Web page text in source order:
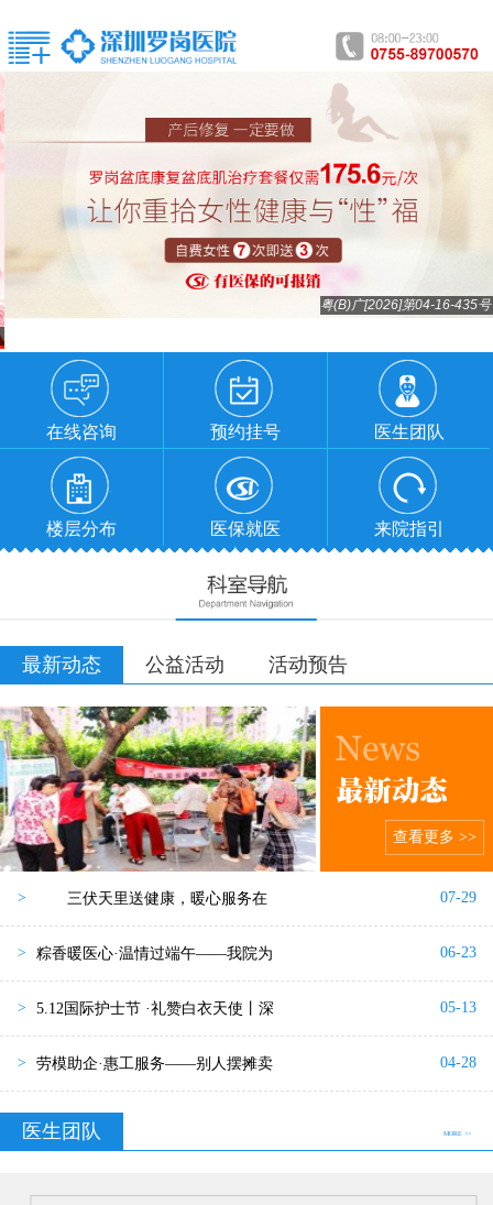
粤(B)广[2026]第04-16-435号
在线咨询 预约挂号 医生团队
楼层分布 医保就医 来院指引
最新动态 公益活动 活动预告
查看更多 >>
> 三伏天里送健康，暖心服务在 07-29
> 粽香暖医心·温情过端午——我院为 06-23
> 5.12国际护士节 ·礼赞白衣天使丨深 05-13
> 劳模助企·惠工服务——别人摆摊卖 04-28
医生团队 MORE >>